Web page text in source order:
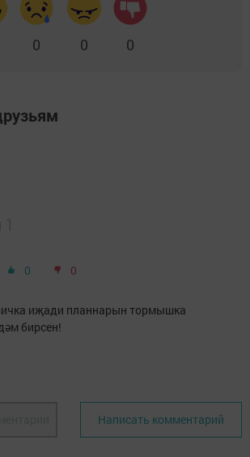
0 0 0
0 0
иҗади планнарын тормышка
бирсен!
Написать комментарий